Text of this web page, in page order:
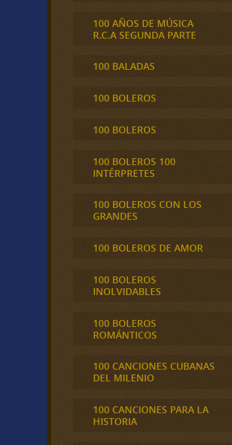
100 AÑOS DE MÚSICA
R.C.A SEGUNDA PARTE
100 BALADAS
100 BOLEROS
100 BOLEROS
100 BOLEROS 100
INTÉRPRETES
100 BOLEROS CON LOS
GRANDES
100 BOLEROS DE AMOR
100 BOLEROS
INOLVIDABLES
100 BOLEROS
ROMÁNTICOS
100 CANCIONES CUBANAS
DEL MILENIO
100 CANCIONES PARA LA
HISTORIA